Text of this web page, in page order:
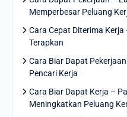
Memperbesar Peluang
Cara Cepat Diterima
Terapkan
Cara Biar Dapat
Pencari Kerja
Cara Biar Dapat Kerja –
Meningkatkan Peluang